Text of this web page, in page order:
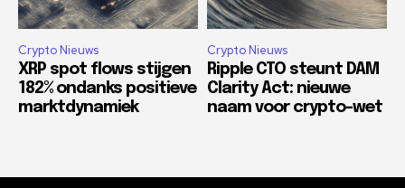
Crypto Nieuws
XRP spot flows stijgen
182% ondanks positieve
marktdynamiek
Crypto Nieuws
Ripple CTO steunt DAM
Clarity Act: nieuwe
naam voor crypto-wet